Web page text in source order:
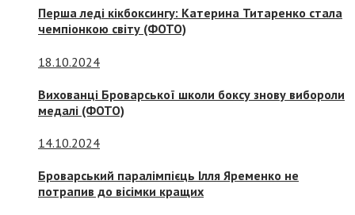
Перша леді кікбоксингу: Катерина Титаренко стала
чемпіонкою світу (ФОТО)
18.10.2024
Вихованці Броварської школи боксу знову вибороли
медалі (ФОТО)
14.10.2024
Броварський паралімпієць Ілля Яременко не
потрапив до вісімки кращих